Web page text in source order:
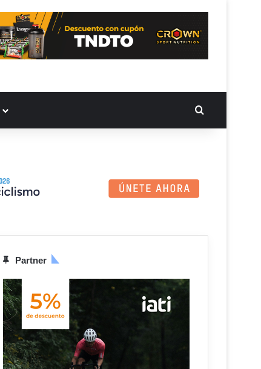
BUSCAR
Partner